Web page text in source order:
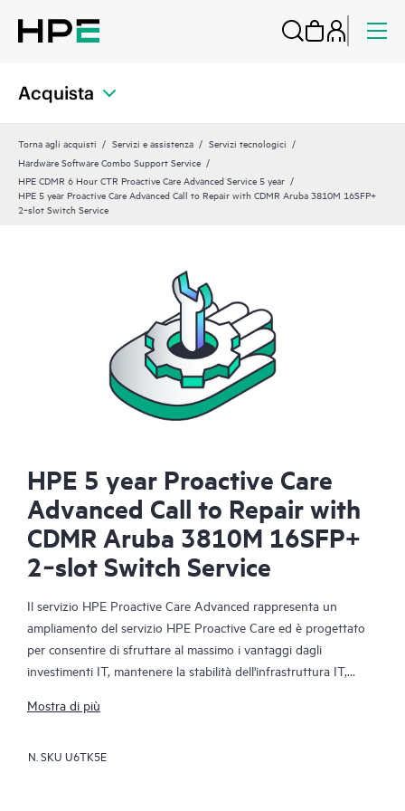
Acquista
Torna agli acquisti Servizi e assistenza
Servizi tecnologici
Hardware Software Combo Support Service
HPE CDMR 6 Hour CTR Proactive Care Advanced Service 5 year
HPE 5 year Proactive Care Advanced Call to Repair with CDMR Aruba 3810M 16SFP+
2‑slot Switch Service
HPE 5 year Proactive Care
Advanced Call to Repair with
CDMR Aruba 3810M 16SFP+
2‑slot Switch Service
Il servizio HPE Proactive Care Advanced rappresenta un
ampliamento del servizio HPE Proactive Care ed è progettato
per consentire di sfruttare al massimo i vantaggi dagli
investimenti IT, mantenere la stabilità dell'infrastruttura IT,
lasciare libero il personale IT di dedicarsi ad altre attività
consulenze tecniche e operative personalizzate, tra cui best
Mostra di più
N. SKU U6TK5E